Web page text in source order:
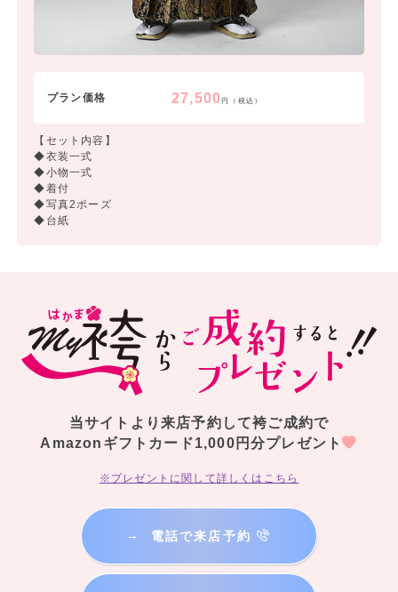
プラン価格 27,500円（税込）
【セット内容】
◆衣装一式
◆小物一式
◆着付
◆写真2ポーズ
◆台紙
当サイトより来店予約して袴ご成約で
Amazonギフトカード1,000円分プレゼント
※プレゼントに関して詳しくはこちら
→ 電話で来店予約